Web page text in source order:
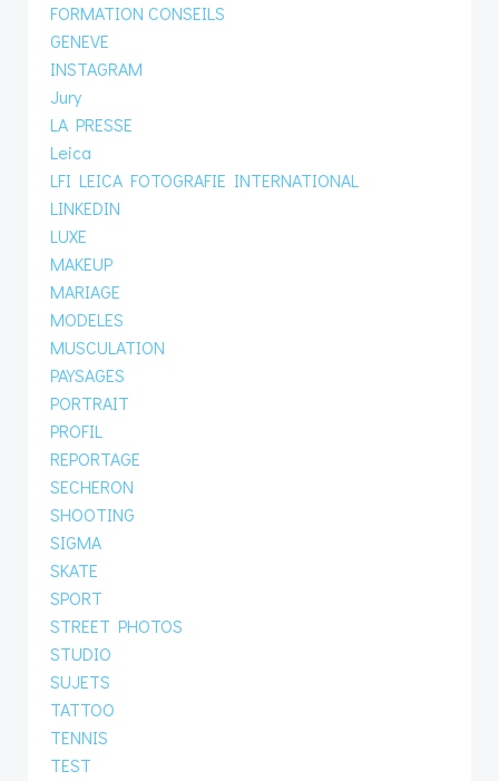
FORMATION CONSEILS
GENEVE
INSTAGRAM
Jury
LA PRESSE
Leica
LFI LEICA FOTOGRAFIE INTERNATIONAL
LINKEDIN
LUXE
MAKEUP
MARIAGE
MODELES
MUSCULATION
PAYSAGES
PORTRAIT
PROFIL
REPORTAGE
SECHERON
SHOOTING
SIGMA
SKATE
SPORT
STREET PHOTOS
STUDIO
SUJETS
TATTOO
TENNIS
TEST